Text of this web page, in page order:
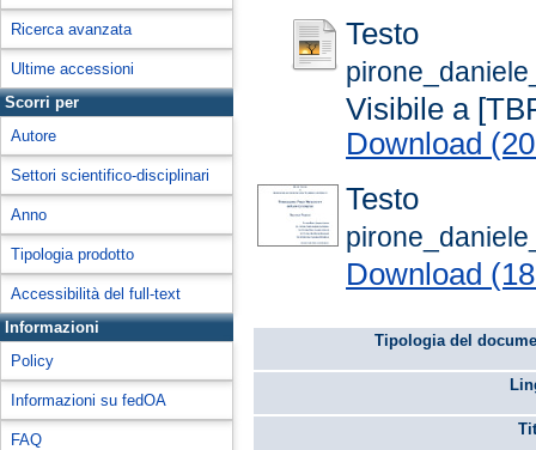
Ricerca avanzata
Ultime accessioni
Scorri per
Autore
Settori scientifico-disciplinari
Anno
Tipologia prodotto
Accessibilità del full-text
Informazioni
Policy
Informazioni su fedOA
FAQ
Testo
Visibile a
Download
Testo
Download
Tipologia del